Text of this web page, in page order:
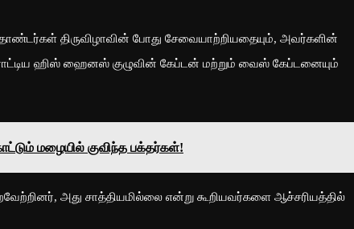
திருவிழாவின் போது சேவையாற்றியதையும், அவர்களின்
ஹிஸ் ஹைனஸ் குழுவின் கேப்டன் மற்றும் வைஸ் கேப்டனையும்
மழையில் குவிந்த பக்தர்கள்!
அது சாத்தியமில்லை என்று கூறியவர்களை ஆச்சரியத்தில்